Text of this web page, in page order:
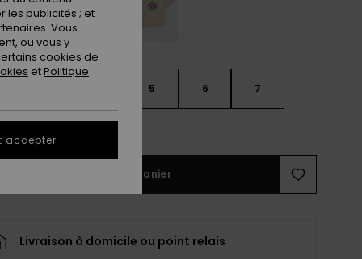
5 6 7
Ajouter au panier
Livraison à domicile ou point relais
les publicités ; et
Vous
ou vous y
cookies de
etPolitique
accepter